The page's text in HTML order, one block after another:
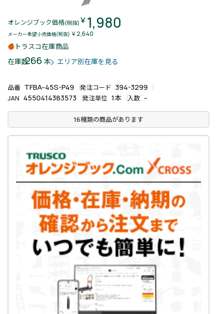
オレンジブック価格(税抜) ￥ 1,980
メーカー希望小売価格(税抜) ￥2,640
トラスコ在庫商品
在庫数266本 エリア別在庫を見る
品番 TFBA-45S-P49 発注コード 394-3299
JAN 4550414383573 発注単位 1本 入数 -
16種類の商品があります